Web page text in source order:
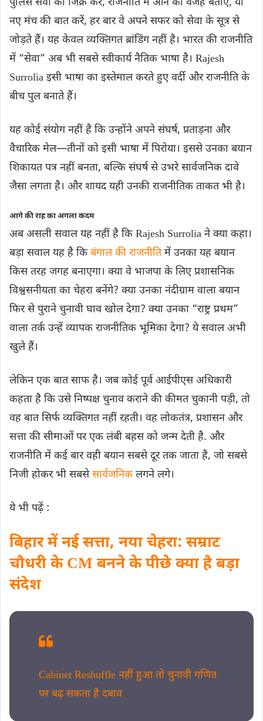
नए मंच की बात करें, हर बार वे अपने सफर को सेवा के सूत्र से
जोड़ते हैं। यह केवल व्यक्तिगत ब्रांडिंग नहीं है। भारत की राजनीति
में “सेवा” अब भी सबसे स्वीकार्य नैतिक भाषा है। Rajesh
Surrolia इसी भाषा का इस्तेमाल करते हुए वर्दी और राजनीति के
बीच पुल बनाते हैं।
यह कोई संयोग नहीं है कि उन्होंने अपने संघर्ष, प्रताड़ना और
वैचारिक मेल—तीनों को इसी भाषा में पिरोया। इससे उनका बयान
शिकायत पत्र नहीं बनता, बल्कि संघर्ष से उभरे सार्वजनिक दावे
जैसा लगता है। और शायद यही उनकी राजनीतिक ताकत भी है।
आगे की राह का अगला कदम
अब असली सवाल यह नहीं है कि Rajesh Surrolia ने क्या कहा।
बड़ा सवाल यह है कि बंगाल की राजनीतिमें उनका यह बयान
किस तरह जगह बनाएगा। क्या वे भाजपा के लिए प्रशासनिक
विश्वसनीयता का चेहरा बनेंगे? क्या उनका नंदीग्राम वाला बयान
फिर से पुराने चुनावी घाव खोल देगा? क्या उनका “राष्ट्र प्रथम”
वाला तर्क उन्हें व्यापक राजनीतिक भूमिका देगा? ये सवाल अभी
खुले हैं।
लेकिन एक बात साफ है। जब कोई पूर्व आईपीएस अधिकारी
कहता है कि उसे निष्पक्ष चुनाव कराने की कीमत चुकानी पड़ी, तो
वह बात सिर्फ व्यक्तिगत नहीं रहती। वह लोकतंत्र, प्रशासन और
सत्ता की सीमाओं पर एक लंबी बहस को जन्म देती है. और
राजनीति में कई बार वही बयान सबसे दूर तक जाता है, जो सबसे
निजी होकर भी सबसेसार्वजनिक लगने लगे।
ये भी पढ़ें :
बिहार में नई सत्ता, नया चेहरा: सम्राट
चौधरी के CM बनने के पीछे क्या है बड़ा
संदेश
Cabinet Reshuffle नहीं हुआ तो चुनावी गणित
पर बढ़ सकता है दबाव